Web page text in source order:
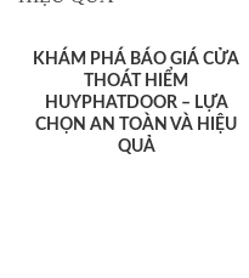
KHÁM PHÁ BÁO GIÁ CỬA
THOÁT HIỂM
HUYPHATDOOR – LỰA
CHỌN AN TOÀN VÀ HIỆU
QUẢ